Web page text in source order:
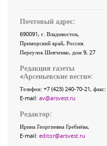
Почтовый адрес:
690091, г. Владивосток,
Приморский край, Россия
Переулок Шевченко, дом 9, 27
Редакция газеты
«Арсеньевские вести»:
Телефон: +7 (423) 240-70-21, факс:
E-mail: av@arsvest.ru
Редактор:
Ирина Георгиевна Гребнёва,
E-mail: editor@arsvest.ru